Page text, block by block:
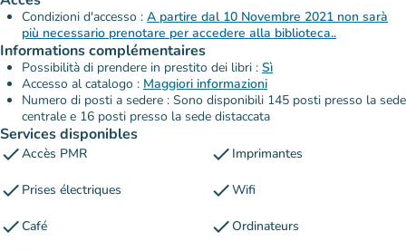
Condizioni d'accesso : A partire dal 10 Novembre 2021 non sarà
più necessario prenotare per accedere alla biblioteca..
Informations complémentaires
Possibilità di prendere in prestito dei libri : Sì
Accesso al catalogo : Maggiori informazioni
Numero di posti a sedere : Sono disponibili 145 posti presso la sede
centrale e 16 posti presso la sede distaccata
Services disponibles
checkAccès PMR check Imprimantes
check Prises électriques checkWifi
checkCafé checkOrdinateurs